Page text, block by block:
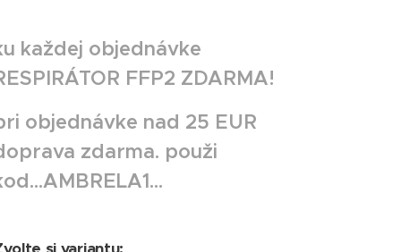
každej objednávke
FFP2 ZDARMA!
objednávke nad 25 EUR
zdarma. použi